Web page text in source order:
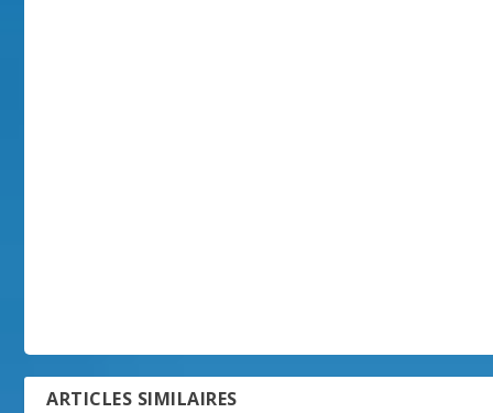
ARTICLES SIMILAIRES